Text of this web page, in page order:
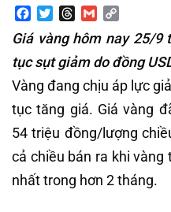
Facebook
TwitterThreads
Gmail
Giá vàng hôm nay 25/
tục sụt giảm do đồng
Vàng đang chịu áp lực
tục tăng giá. Giá vàng
54 triệu đồng/lượng
cả chiều bán ra khi
nhất trong hơn 2 tháng.